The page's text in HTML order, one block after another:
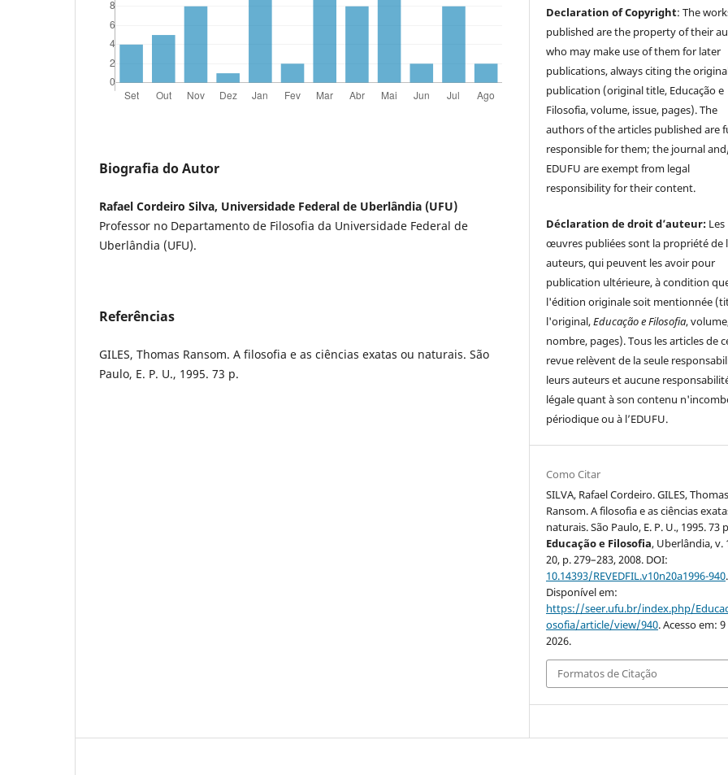
Biografia do Autor
Rafael Cordeiro Silva, Universidade Federal de Uberlândia (UFU)
Professor no Departamento de Filosofia da Universidade Federal de
Uberlândia (UFU).
Referências
GILES, Thomas Ransom. A filosofia e as ciências exatas ou naturais. São
Paulo, E. P. U., 1995. 73 p.
Declaration of Copyright: The
published are the property of their
who may make use of them for later
publications, always citing the
publication (original title, Educação e
Filosofia, volume, issue, pages). The
authors of the articles published are
responsible for them; the journal
EDUFU are exempt from legal
responsibility for their content.
Déclaration de droit d’auteur: Les
œuvres publiées sont la propriété de
auteurs, qui peuvent les avoir pour
publication ultérieure, à condition
l'édition originale soit mentionnée
l'original,Educação e Filosofia,
nombre, pages). Tous les articles de
revue relèvent de la seule
leurs auteurs et aucune
légale quant à son contenu
périodique ou à l’EDUFU.
Como Citar
SILVA, Rafael Cordeiro. GILES, Thomas
Ransom. A filosofia e as ciências
naturais. São Paulo, E. P. U., 1995. 73
Educação e Filosofia, Uberlândia, v.
20, p. 279–283, 2008. DOI:
10.14393/REVEDFIL.v10n20a1996-940.
Disponível em:
https://seer.ufu.br/index.php/
osofia/article/view/940. Acesso em:
2026.
Formatos de Citação